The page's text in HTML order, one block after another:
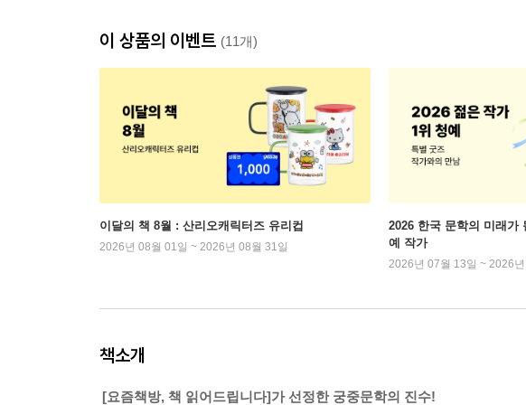
이 상품의 이벤트 (11개)
이달의 책 8월 : 산리오캐릭터즈 유리컵
2026년 08월 01일 ~ 2026년 08월 31일
2026 한국 문학의 미래가
예 작가
2026년 07월 13일 ~ 2026년
책소개
[요즘책방, 책 읽어드립니다]가 선정한 궁중문학의 진수!